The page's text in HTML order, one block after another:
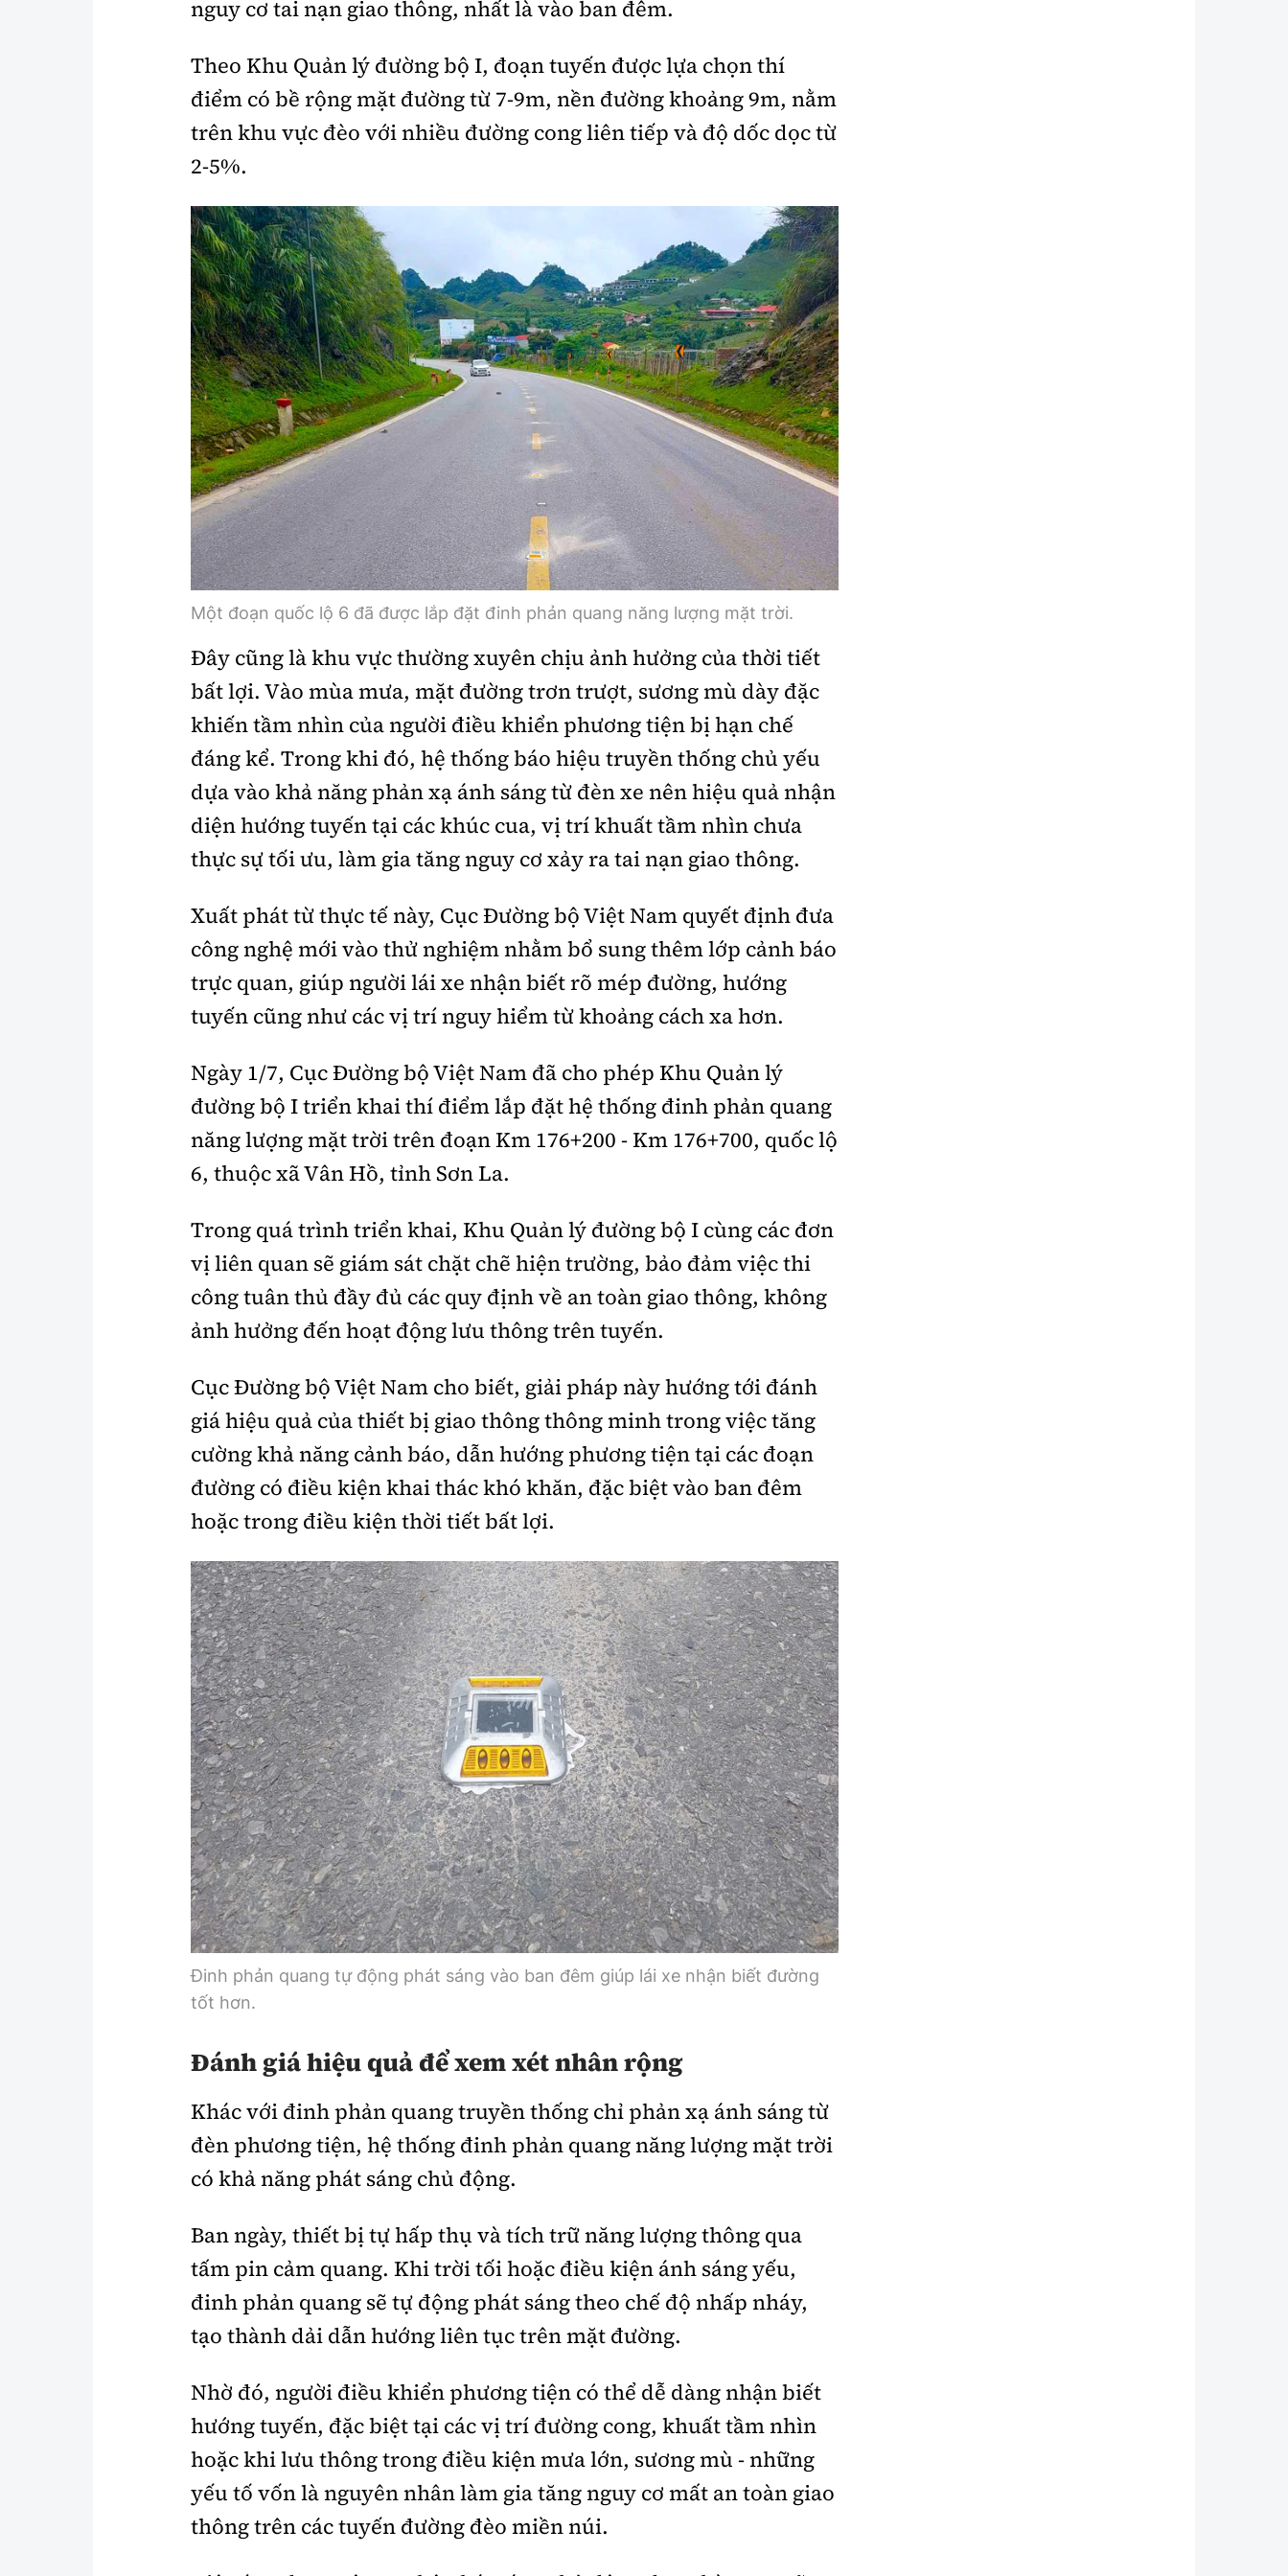
Lao động - Công đoàn
Showbiz
Điện ảnh
Âm nhạc
Hậu trường sao
360 độ thể thao
AI
Tư vấn
Thời sự Quốc tế
Hồ sơ tài liệu
Thế giới giao thông
Thế giới xây dựng
Đi ++
Khám phá
Lối sống
Ẩm thực
Video
Camera giao thông
Câu chuyện giao thông
Lăng kính xây dựng
Giải trí - Thể thao
nguy cơ tai nạn giao thông, nhất là vào ban đêm.
Theo Khu Quản lý đường bộ I, đoạn tuyến được lựa chọn thí
điểm có bề rộng mặt đường từ 7-9m, nền đường khoảng 9m, nằm
trên khu vực đèo với nhiều đường cong liên tiếp và độ dốc dọc từ
2-5%.
Một đoạn quốc lộ 6 đã được lắp đặt đinh phản quang năng lượng mặt trời.
Đây cũng là khu vực thường xuyên chịu ảnh hưởng của thời tiết
bất lợi. Vào mùa mưa, mặt đường trơn trượt, sương mù dày đặc
khiến tầm nhìn của người điều khiển phương tiện bị hạn chế
đáng kể. Trong khi đó, hệ thống báo hiệu truyền thống chủ yếu
dựa vào khả năng phản xạ ánh sáng từ đèn xe nên hiệu quả nhận
diện hướng tuyến tại các khúc cua, vị trí khuất tầm nhìn chưa
thực sự tối ưu, làm gia tăng nguy cơ xảy ra tai nạn giao thông.
Xuất phát từ thực tế này, Cục Đường bộ Việt Nam quyết định đưa
công nghệ mới vào thử nghiệm nhằm bổ sung thêm lớp cảnh báo
trực quan, giúp người lái xe nhận biết rõ mép đường, hướng
tuyến cũng như các vị trí nguy hiểm từ khoảng cách xa hơn.
Ngày 1/7, Cục Đường bộ Việt Nam đã cho phép Khu Quản lý
đường bộ I triển khai thí điểm lắp đặt hệ thống đinh phản quang
năng lượng mặt trời trên đoạn Km 176+200 - Km 176+700, quốc lộ
6, thuộc xã Vân Hồ, tỉnh Sơn La.
Trong quá trình triển khai, Khu Quản lý đường bộ I cùng các đơn
vị liên quan sẽ giám sát chặt chẽ hiện trường, bảo đảm việc thi
công tuân thủ đầy đủ các quy định về an toàn giao thông, không
ảnh hưởng đến hoạt động lưu thông trên tuyến.
Cục Đường bộ Việt Nam cho biết, giải pháp này hướng tới đánh
giá hiệu quả của thiết bị giao thông thông minh trong việc tăng
cường khả năng cảnh báo, dẫn hướng phương tiện tại các đoạn
đường có điều kiện khai thác khó khăn, đặc biệt vào ban đêm
hoặc trong điều kiện thời tiết bất lợi.
Đinh phản quang tự động phát sáng vào ban đêm giúp lái xe nhận biết đường
tốt hơn.
Đánh giá hiệu quả để xem xét nhân rộng
Khác với đinh phản quang truyền thống chỉ phản xạ ánh sáng từ
đèn phương tiện, hệ thống đinh phản quang năng lượng mặt trời
có khả năng phát sáng chủ động.
Ban ngày, thiết bị tự hấp thụ và tích trữ năng lượng thông qua
tấm pin cảm quang. Khi trời tối hoặc điều kiện ánh sáng yếu,
đinh phản quang sẽ tự động phát sáng theo chế độ nhấp nháy,
tạo thành dải dẫn hướng liên tục trên mặt đường.
Nhờ đó, người điều khiển phương tiện có thể dễ dàng nhận biết
hướng tuyến, đặc biệt tại các vị trí đường cong, khuất tầm nhìn
hoặc khi lưu thông trong điều kiện mưa lớn, sương mù - những
yếu tố vốn là nguyên nhân làm gia tăng nguy cơ mất an toàn giao
thông trên các tuyến đường đèo miền núi.